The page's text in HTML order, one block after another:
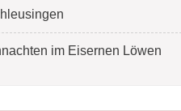
im Eisernen Löwen